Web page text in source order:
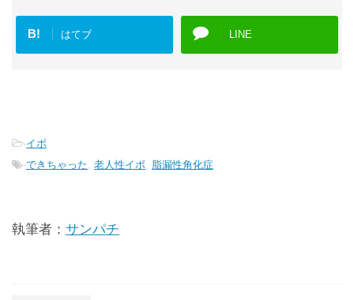
B! はてブ LINE
-イボ
-できちゃった 老人性イボ 脂漏性角化症
執筆者： サンパチ